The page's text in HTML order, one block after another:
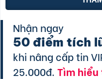
Nhận ngay
50 điểm tích
khi nâng cấp tin
25.000đ.Tìm hiểu